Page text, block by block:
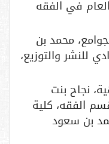
في الفقه
محمد بن
للنشر والتوزيع،
نجاح بنت
الفقه، كلية
بن سعود